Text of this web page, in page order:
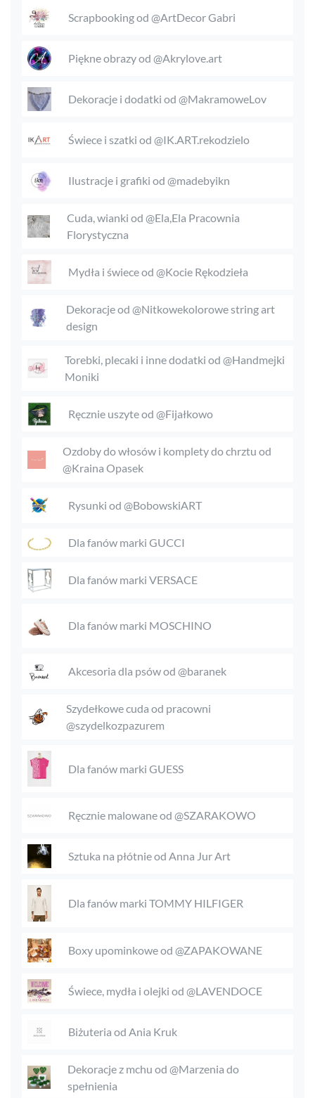
Scrapbooking od @ArtDecor Gabri
Piękne obrazy od @Akrylove.art
Dekoracje i dodatki od @MakramoweLov
Świece i szatki od @IK.ART.rekodzielo
Ilustracje i grafiki od @madebyikn
Cuda, wianki od @Ela,Ela Pracownia
Florystyczna
Mydła i świece od @Kocie Rękodzieła
Dekoracje od @Nitkowekolorowe string art
design
Torebki, plecaki i inne dodatki od @Handmejki
Moniki
Ręcznie uszyte od @Fijałkowo
Ozdoby do włosów i komplety do chrztu od
@Kraina Opasek
Rysunki od @BobowskiART
Dla fanów marki GUCCI
Dla fanów marki VERSACE
Dla fanów marki MOSCHINO
Akcesoria dla psów od @baranek
Szydełkowe cuda od pracowni
@szydelkozpazurem
Dla fanów marki GUESS
Ręcznie malowane od @SZARAKOWO
Sztuka na płótnie od Anna Jur Art
Dla fanów marki TOMMY HILFIGER
Boxy upominkowe od @ZAPAKOWANE
Świece, mydła i olejki od @LAVENDOCE
Biżuteria od Ania Kruk
Dekoracje z mchu od @Marzenia do
spełnienia